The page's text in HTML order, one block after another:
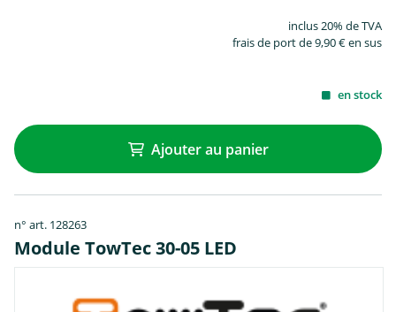
inclus 20% de TVA
frais de port de 9,90 € en sus
en stock
Ajouter au panier
n° art. 128263
Module TowTec 30-05 LED